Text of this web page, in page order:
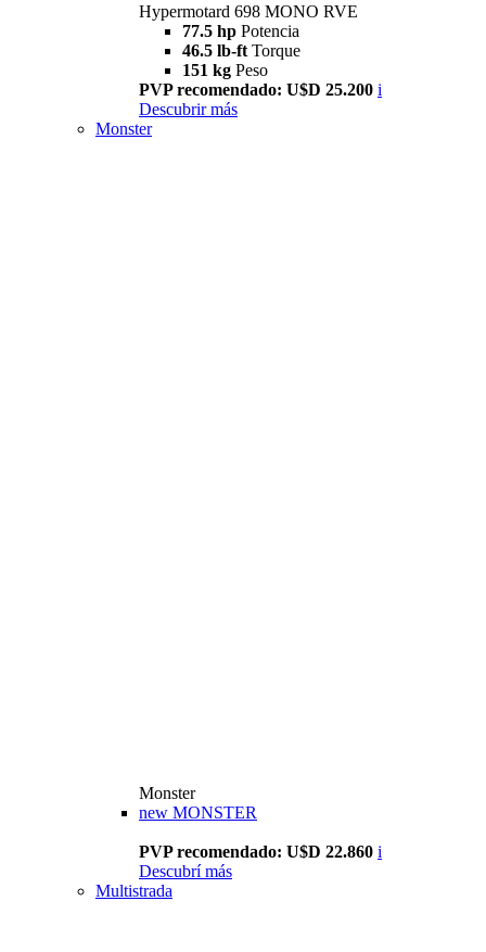
Hypermotard 698 MONO RVE
77.5 hp Potencia
46.5 lb-ft Torque
151 kg Peso
PVP recomendado: U$D 25.200 i
Descubrir más
Monster
Monster
new MONSTER
PVP recomendado: U$D 22.860 i
Descubrí más
Multistrada